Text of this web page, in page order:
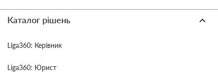
Каталог рішень
Liga360: Керівник
Liga360: Юрист